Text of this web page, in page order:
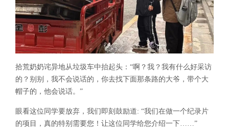
拾荒奶奶诧异地从垃圾车中抬起头：“啊？我？我有什么好采访
的？别别，我不会说话的，你去找下面那条路的大爷，带个大
帽子的，他会说话。”
眼看这位同学要放弃，我们即刻鼓励道: “我们在做一个纪录片
的项目，真的特别需要您！让这位同学给您介绍一下……”